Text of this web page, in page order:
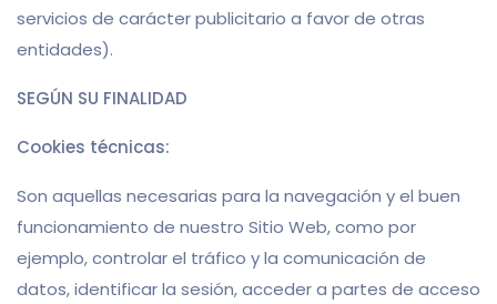
servicios de carácter publicitario a favor de otras
entidades).
SEGÚN SU FINALIDAD
Cookies técnicas:
Son aquellas necesarias para la navegación y el buen
funcionamiento de nuestro Sitio Web, como por
ejemplo, controlar el tráfico y la comunicación de
datos, identificar la sesión, acceder a partes de acceso